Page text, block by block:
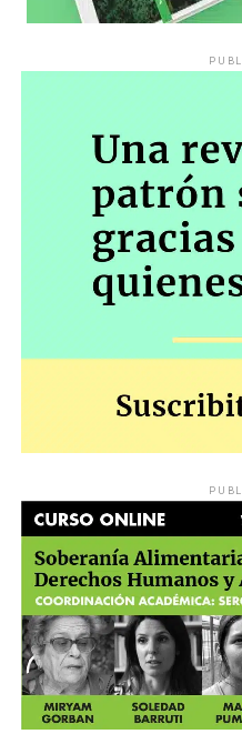
identifique con algunas
Estreno: jueves 23 de julio,